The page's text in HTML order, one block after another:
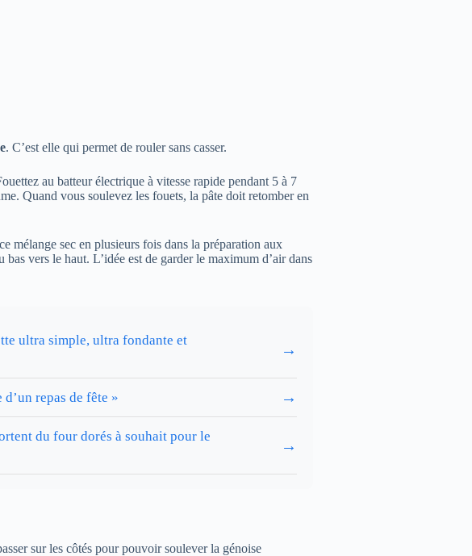
. C’est elle qui permet de rouler sans casser.
au batteur électrique à vitesse rapide pendant 5 à 7
Quand vous soulevez les fouets, la pâte doit retomber en
mélange sec en plusieurs fois dans la préparation aux
vers le haut. L’idée est de garder le maximum d’air dans
ultra simple, ultra fondante et
→
repas de fête » →
du four dorés à souhait pour le
→
sur les côtés pour pouvoir soulever la génoise